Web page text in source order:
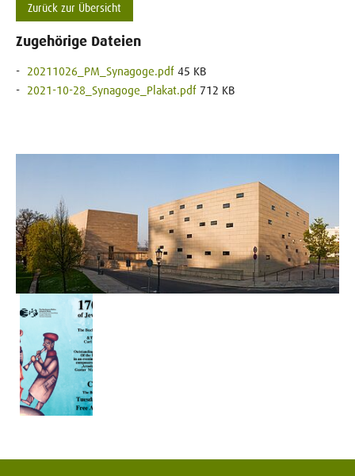
Zurück zur Übersicht
Zugehörige Dateien
20211026_PM_Synagoge.pdf 45 KB
2021-10-28_Synagoge_Plakat.pdf 712 KB